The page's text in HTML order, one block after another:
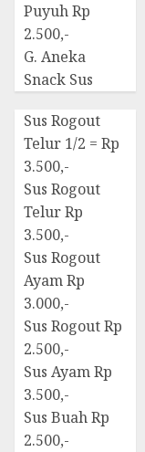
Puyuh Rp
2.500,-
G. Aneka
Snack Sus
Sus Rogout
Telur 1/2 = Rp
3.500,-
Sus Rogout
Telur Rp
3.500,-
Sus Rogout
Ayam Rp
3.000,-
Sus Rogout Rp
2.500,-
Sus Ayam Rp
3.500,-
Sus Buah Rp
2.500,-